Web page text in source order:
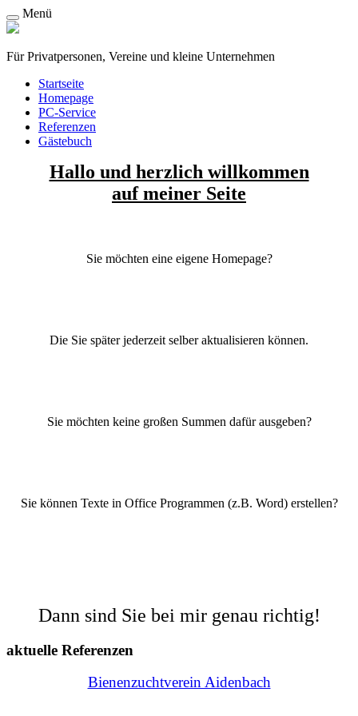
Menü
Für Privatpersonen, Vereine und kleine Unternehmen
Startseite
Homepage
PC-Service
Referenzen
Gästebuch
Hallo und herzlich willkommen
auf meiner Seite
Sie möchten eine eigene Homepage?
Die Sie später jederzeit selber aktualisieren können.
Sie möchten keine großen Summen dafür ausgeben?
Sie können Texte in Office Programmen (z.B. Word) erstellen?
Dann sind Sie bei mir genau richtig!
aktuelle Referenzen
Bienenzuchtverein Aidenbach